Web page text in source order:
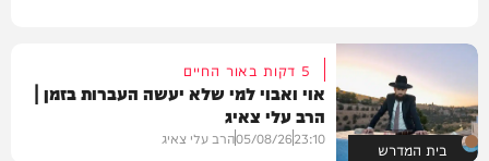
בית המדרש
5 דקות באור החיים
אוי ואבוי למי שלא יעשה העברות בזמן |
הרב עלי צאיג
23:10
05/08/26הרב עלי צאיג